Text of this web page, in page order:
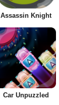
Assassin Knight
Car Unpuzzled